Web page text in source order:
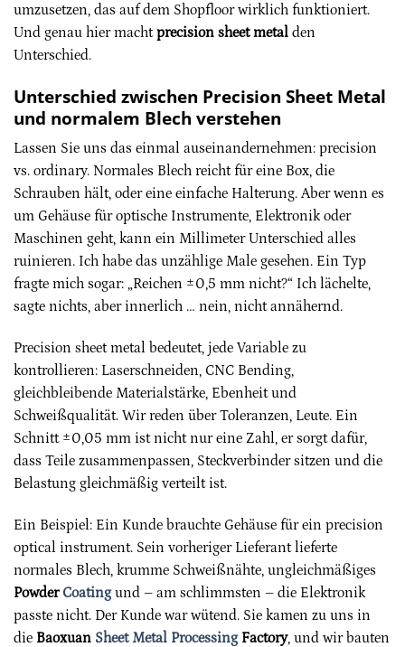
umzusetzen, das auf dem Shopfloor wirklich funktioniert.
Und genau hier machtprecision sheet metal den
Unterschied.
Unterschied zwischen Precision Sheet Metal
und normalem Blech verstehen
Lassen Sie uns das einmal auseinandernehmen: precision
vs. ordinary. Normales Blech reicht für eine Box, die
Schrauben hält, oder eine einfache Halterung. Aber wenn es
um Gehäuse für optische Instrumente, Elektronik oder
Maschinen geht, kann ein Millimeter Unterschied alles
ruinieren. Ich habe das unzählige Male gesehen. Ein Typ
fragte mich sogar: „Reichen ±0,5 mm nicht?“ Ich lächelte,
sagte nichts, aber innerlich … nein, nicht annähernd.
Precision sheet metal bedeutet, jede Variable zu
kontrollieren: Laserschneiden, CNC Bending,
gleichbleibende Materialstärke, Ebenheit und
Schweißqualität. Wir reden über Toleranzen, Leute. Ein
Schnitt ±0,05 mm ist nicht nur eine Zahl, er sorgt dafür,
dass Teile zusammenpassen, Steckverbinder sitzen und die
Belastung gleichmäßig verteilt ist.
Ein Beispiel: Ein Kunde brauchte Gehäuse für ein precision
optical instrument. Sein vorheriger Lieferant lieferte
normales Blech, krumme Schweißnähte, ungleichmäßiges
Powder Coatingund – am schlimmsten – die Elektronik
passte nicht. Der Kunde war wütend. Sie kamen zu uns in
die Baoxuan Sheet Metal ProcessingFactory, und wir bauten